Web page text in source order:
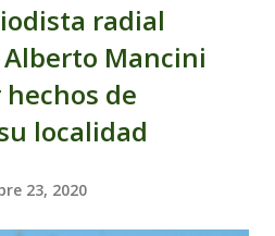
radial
Mancini
de
localidad
23, 2020